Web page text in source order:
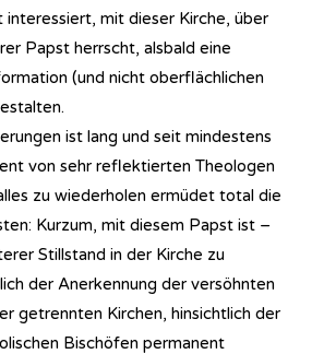
interessiert, mit dieser Kirche, über
Papst herrscht, alsbald eine
(und nicht oberflächlichen
ist lang und seit mindestens
von sehr reflektierten Theologen
zu wiederholen ermüdet total die
Kurzum, mit diesem Papst ist –
Stillstand in der Kirche zu
der Anerkennung der versöhnten
getrennten Kirchen, hinsichtlich der
Bischöfen permanent